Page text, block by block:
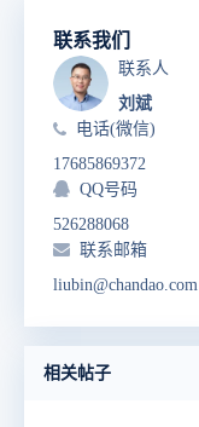
联系我们
联系人
刘斌
电话(微信)
17685869372
QQ号码
526288068
联系邮箱
liubin@chandao.com
相关帖子